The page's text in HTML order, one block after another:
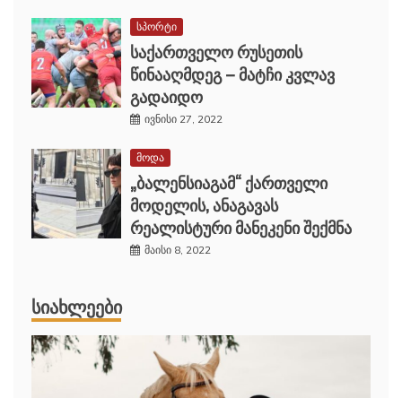
სპორტი
საქართველო რუსეთის
წინააღმდეგ – მატჩი კვლავ
გადაიდო
ივნისი 27, 2022
მოდა
„ბალენსიაგამ“ ქართველი
მოდელის, ანაგავას
რეალისტური მანეკენი შექმნა
მაისი 8, 2022
ᲡᲘᲐᲮᲚᲔᲔᲑᲘ